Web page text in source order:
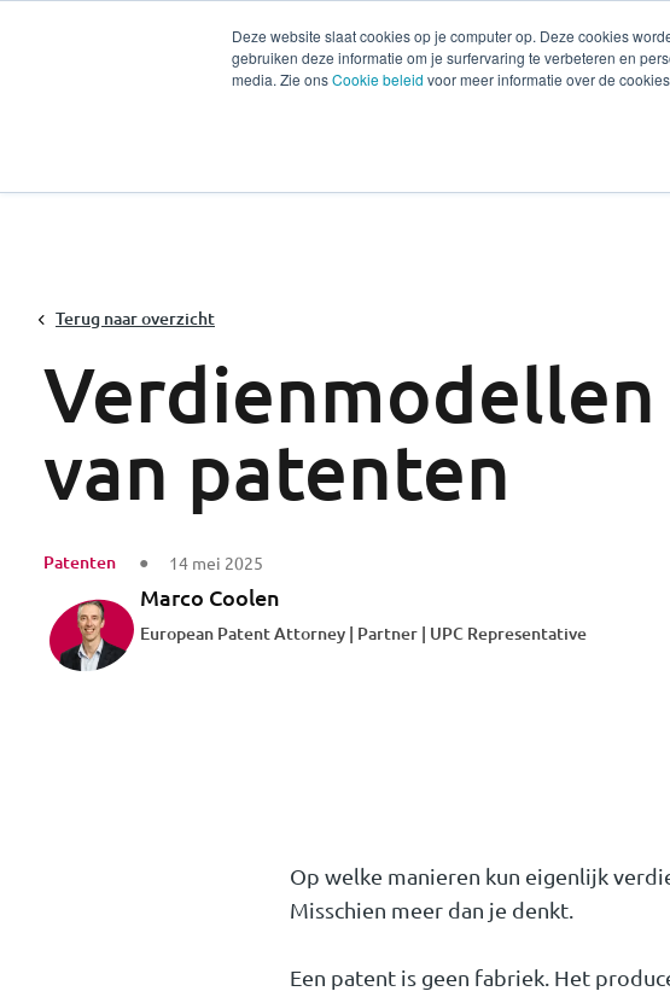
Deze website slaat cookies op je computer op. Deze cookies
gebruiken deze informatie om je surfervaring te verbeteren en
media. Zie onsCookie beleid voor meer informatie over de
Diensten Sectoren
Terug naar overzicht
Verdienmodellen
van patenten
Patenten 14 mei 2025
Marco Coolen
European Patent Attorney | Partner | UPC Representative
Op welke manieren kun eigenlijk
Misschien meer dan je denkt.
Een patent is geen fabriek. Het